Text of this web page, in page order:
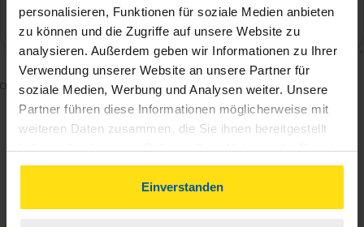
personalisieren, Funktionen für soziale Medien anbieten
zu können und die Zugriffe auf unsere Website zu
analysieren. Außerdem geben wir Informationen zu Ihrer
Verwendung unserer Website an unsere Partner für
soziale Medien, Werbung und Analysen weiter. Unsere
Partner führen diese Informationen möglicherweise mit
weiteren Daten zusammen, die Sie ihnen bereitgestellt
haben oder die sie im Rahmen Ihrer Nutzung der Dienste
gesammelt haben. Indem Sie auf Einverstanden klicken,
können Sie der Verwendung von Cookies, gemäß
unserer➔ Datenschutzrichtliniezustimmen.
Einverstanden
Mit dem Absenden des Kontaktformulars erkläre ich
mich damit einverstanden, dass meine Daten zur
Bearbeitung meines Anliegens sowie zur internen
Analyse der Zugriffsquelle verwendet werden.